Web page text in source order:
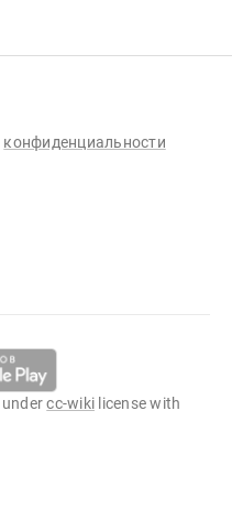
конфиденциальности
undercc-wiki license with